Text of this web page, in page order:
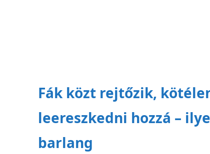
Fák közt rejtőzik,
leereszkedni hozzá –
barlang